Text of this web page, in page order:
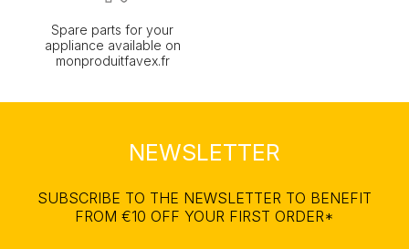
Spare parts for your
appliance available on
monproduitfavex.fr
NEWSLETTER
SUBSCRIBE TO THE NEWSLETTER TO BENEFIT
FROM €10 OFF YOUR FIRST ORDER*